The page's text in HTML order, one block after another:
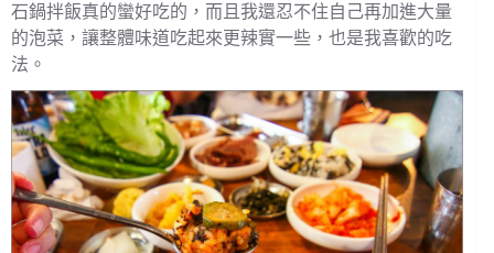
石鍋拌飯真的蠻好吃的，而且我還忍不住自己再加進大量
的泡菜，讓整體味道吃起來更辣實一些，也是我喜歡的吃
法。